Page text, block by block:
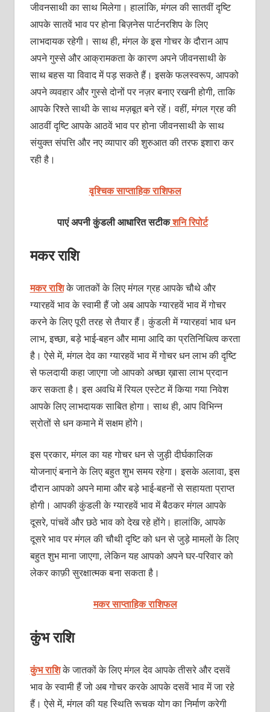
जीवनसाथी का साथ मिलेगा। हालांकि, मंगल की सातवीं दृष्टि
आपके सातवें भाव पर होना बिज़नेस पार्टनरशिप के लिए
लाभदायक रहेगी। साथ ही, मंगल के इस गोचर के दौरान आप
अपने गुस्से और आक्रामकता के कारण अपने जीवनसाथी के
साथ बहस या विवाद में पड़ सकते हैं। इसके फलस्वरूप, आपको
अपने व्यवहार और गुस्से दोनों पर नज़र बनाए रखनी होगी, ताकि
आपके रिश्ते साथी के साथ मज़बूत बने रहें। वहीं, मंगल ग्रह की
आठवीं दृष्टि आपके आठवें भाव पर होना जीवनसाथी के साथ
संयुक्त संपत्ति और नए व्यापार की शुरुआत की तरफ इशारा कर
रही है।
वृश्चिक साप्ताहिक राशिफल
पाएं अपनी कुंडली आधारित सटीकशनि रिपोर्ट
मकर राशि
मकर राशिके जातकों के लिए मंगल ग्रह आपके चौथे और
ग्यारहवें भाव के स्वामी हैं जो अब आपके ग्यारहवें भाव में गोचर
करने के लिए पूरी तरह से तैयार हैं। कुंडली में ग्यारहवां भाव धन
लाभ, इच्छा, बड़े भाई-बहन और मामा आदि का प्रतिनिधित्व करता
है। ऐसे में, मंगल देव का ग्यारहवें भाव में गोचर धन लाभ की दृष्टि
से फलदायी कहा जाएगा जो आपको अच्छा ख़ासा लाभ प्रदान
कर सकता है। इस अवधि में रियल एस्टेट में किया गया निवेश
आपके लिए लाभदायक साबित होगा। साथ ही, आप विभिन्न
स्रोतों से धन कमाने में सक्षम होंगे।
इस प्रकार, मंगल का यह गोचर धन से जुड़ी दीर्घकालिक
योजनाएं बनाने के लिए बहुत शुभ समय रहेगा। इसके अलावा, इस
दौरान आपको अपने मामा और बड़े भाई-बहनों से सहायता प्राप्त
होगी। आपकी कुंडली के ग्यारहवें भाव में बैठकर मंगल आपके
दूसरे, पांचवें और छठे भाव को देख रहे होंगे। हालांकि, आपके
दूसरे भाव पर मंगल की चौथी दृष्टि को धन से जुड़े मामलों के लिए
बहुत शुभ माना जाएगा, लेकिन यह आपको अपने घर-परिवार को
लेकर काफ़ी सुरक्षात्मक बना सकता है।
मकर साप्ताहिक राशिफल
कुंभ राशि
कुंभ राशिके जातकों के लिए मंगल देव आपके तीसरे और दसवें
भाव के स्वामी हैं जो अब गोचर करके आपके दसवें भाव में जा रहे
हैं। ऐसे में, मंगल की यह स्थिति रूचक योग का निर्माण करेगी